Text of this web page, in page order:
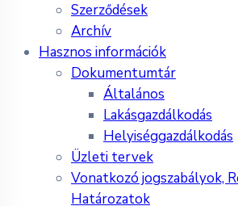
Szerződések
Archív
Hasznos információk
Dokumentumtár
Általános
Lakásgazdálkodás
Helyiséggazdálkodás
Üzleti tervek
Vonatkozó jogszabályok,
Határozatok